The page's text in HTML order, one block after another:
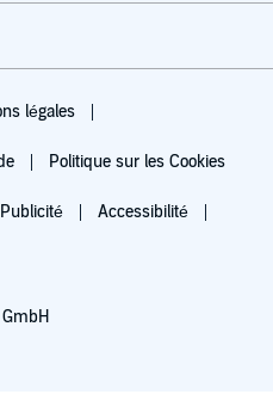
légales
Politique sur les Cookies
Accessibilité